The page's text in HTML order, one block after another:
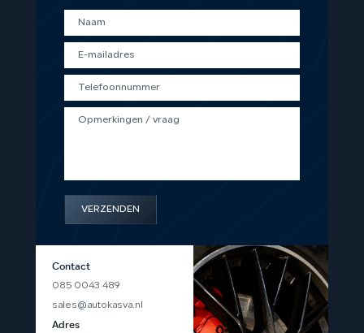
VERZENDEN
Contact
085 0043 489
sales@autokasva.nl
Adres